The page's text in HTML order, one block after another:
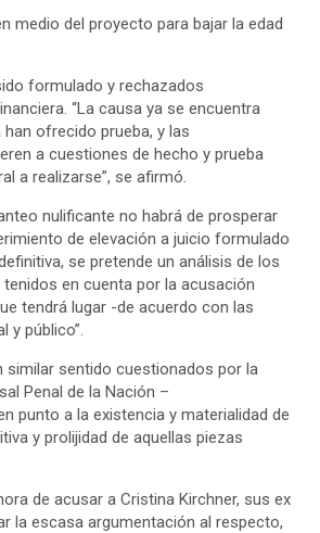
medio del proyecto para bajar la edad
formulado y rechazados
“La causa ya se encuentra
ofrecido prueba, y las
a cuestiones de hecho y prueba
a realizarse”, se afirmó.
nulificante no habrá de prosperar
de elevación a juicio formulado
se pretende un análisis de los
en cuenta por la acusación
tendrá lugar -de acuerdo con las
y público”.
similar sentido cuestionados por la
Penal de la Nación –
punto a la existencia y materialidad de
y prolijidad de aquellas piezas
de acusar a Cristina Kirchner, sus ex
la escasa argumentación al respecto,